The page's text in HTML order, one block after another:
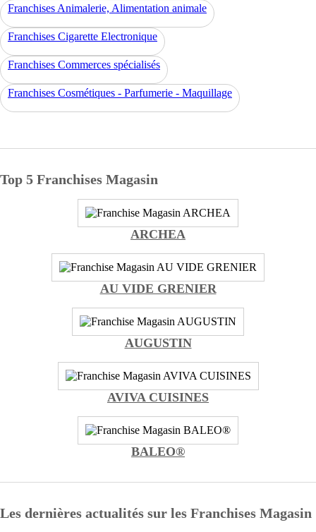
Franchises Animalerie, Alimentation animale
Franchises Cigarette Electronique
Franchises Commerces spécialisés
Franchises Cosmétiques - Parfumerie - Maquillage
Top 5 Franchises Magasin
ARCHEA
AU VIDE GRENIER
AUGUSTIN
AVIVA CUISINES
BALEO®
Les dernières actualités sur les Franchises Magasin